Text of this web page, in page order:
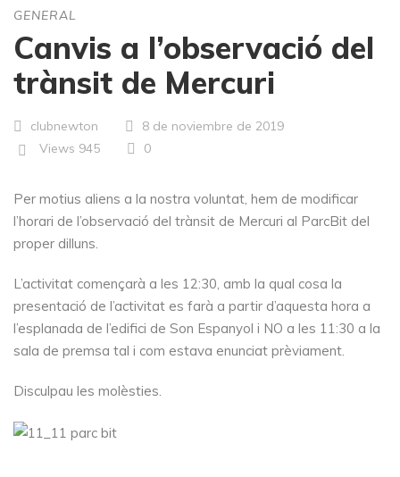
GENERAL
Canvis a l’observació del
trànsit de Mercuri
clubnewton
8 de noviembre de 2019
Views 945 0
Per motius aliens a la nostra voluntat, hem de modificar
l’horari de l’observació del trànsit de Mercuri al ParcBit del
proper dilluns.
L’activitat començarà a les 12:30, amb la qual cosa la
presentació de l’activitat es farà a partir d’aquesta hora a
l’esplanada de l’edifici de Son Espanyol i NO a les 11:30 a la
sala de premsa tal i com estava enunciat prèviament.
Disculpau les molèsties.